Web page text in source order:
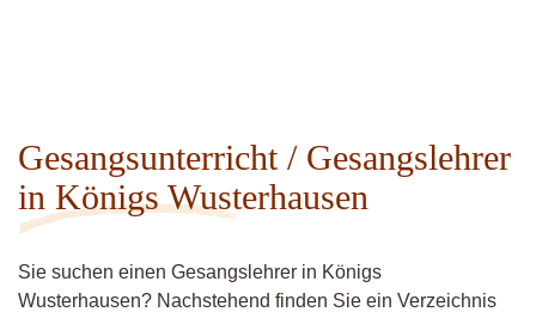
Gesangsunterricht / Gesangslehrer
in Königs Wusterhausen
Sie suchen einen Gesangslehrer in Königs
Wusterhausen? Nachstehend finden Sie ein Verzeichnis